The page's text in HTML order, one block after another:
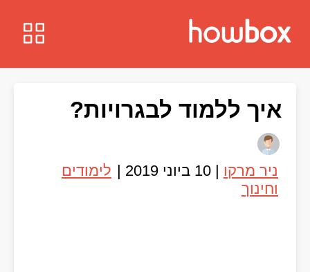
איך ללמוד לבגרויות?
ניר מרקו | 10 ביוני 2019 | לימודים
וחינוך